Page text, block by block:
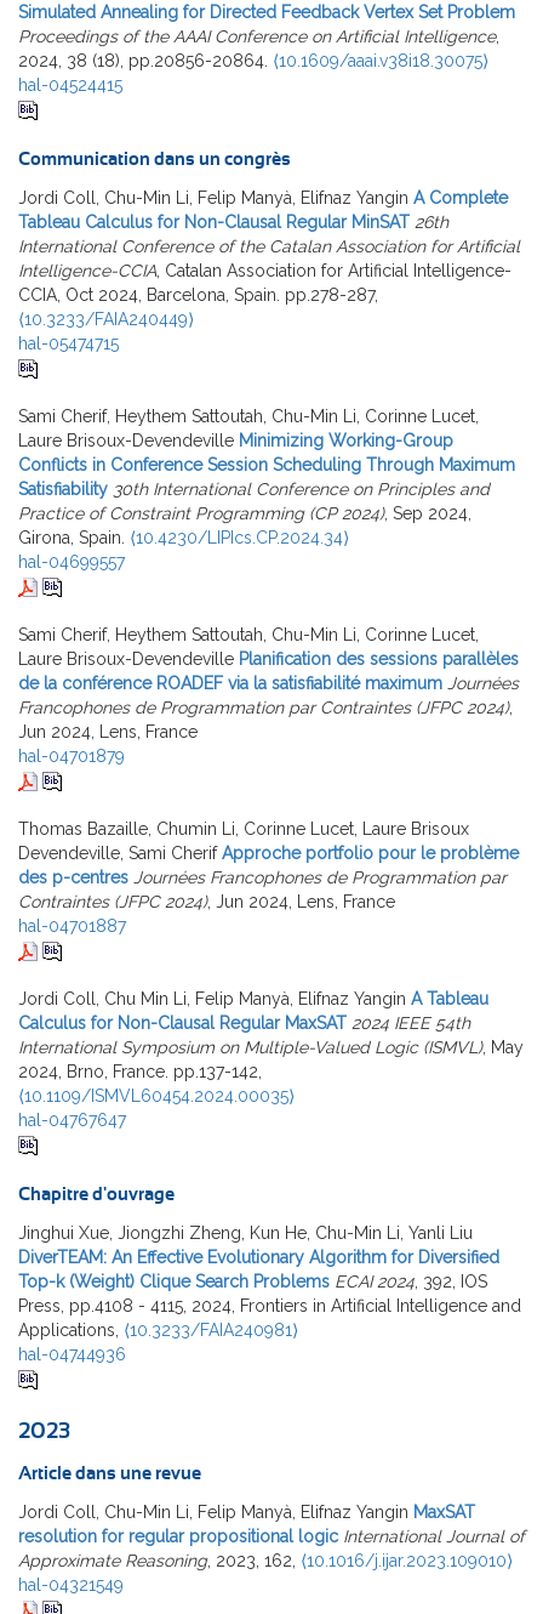
Simulated Annealing for Directed Feedback Vertex Set Problem
Proceedings of the AAAI Conference on Artificial Intelligence,
2024, 38 (18), pp.20856-20864. ⟨10.1609/aaai.v38i18.30075⟩
hal-04524415
Communication dans un congrès
Jordi Coll, Chu-Min Li, Felip Manyà, Elifnaz Yangin A Complete
Tableau Calculus for Non-Clausal Regular MinSAT 26th
International Conference of the Catalan Association for Artificial
Intelligence-CCIA , Catalan Association for Artificial Intelligence-
CCIA, Oct 2024, Barcelona, Spain. pp.278-287,
⟨10.3233/FAIA240449⟩
hal-05474715
Sami Cherif, Heythem Sattoutah, Chu-Min Li, Corinne Lucet,
Laure Brisoux-Devendeville Minimizing Working-Group
Conflicts in Conference Session Scheduling Through Maximum
Satisfiability 30th International Conference on Principles and
Practice of Constraint Programming (CP 2024), Sep 2024,
Girona, Spain. ⟨10.4230/LIPIcs.CP.2024.34⟩
hal-04699557
Sami Cherif, Heythem Sattoutah, Chu-Min Li, Corinne Lucet,
Laure Brisoux-Devendeville Planification des sessions parallèles
de la conférence ROADEF via la satisfiabilité maximum Journées
Francophones de Programmation par Contraintes (JFPC 2024),
Jun 2024, Lens, France
hal-04701879
Thomas Bazaille, Chumin Li, Corinne Lucet, Laure Brisoux
Devendeville, Sami Cherif Approche portfolio pour le problème
des p-centres Journées Francophones de Programmation par
Contraintes (JFPC 2024), Jun 2024, Lens, France
hal-04701887
Jordi Coll, Chu Min Li, Felip Manyà, Elifnaz Yangin A Tableau
Calculus for Non-Clausal Regular MaxSAT 2024 IEEE 54th
International Symposium on Multiple-Valued Logic (ISMVL), May
2024, Brno, France. pp.137-142,
⟨10.1109/ISMVL60454.2024.00035⟩
hal-04767647
Chapitre d'ouvrage
Jinghui Xue, Jiongzhi Zheng, Kun He, Chu-Min Li, Yanli Liu
DiverTEAM: An Effective Evolutionary Algorithm for Diversified
Top-k (Weight) Clique Search Problems ECAI 2024 , 392, IOS
Press, pp.4108 - 4115, 2024, Frontiers in Artificial Intelligence and
Applications, ⟨10.3233/FAIA240981⟩
hal-04744936
2023
Article dans une revue
Jordi Coll, Chu-Min Li, Felip Manyà, Elifnaz Yangin MaxSAT
resolution for regular propositional logic International Journal of
Approximate Reasoning, 2023, 162, ⟨10.1016/j.ijar.2023.109010⟩
hal-04321549